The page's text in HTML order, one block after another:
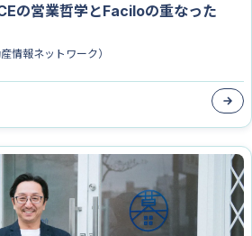
の営業哲学とFaciloの重なった
情報ネットワーク）